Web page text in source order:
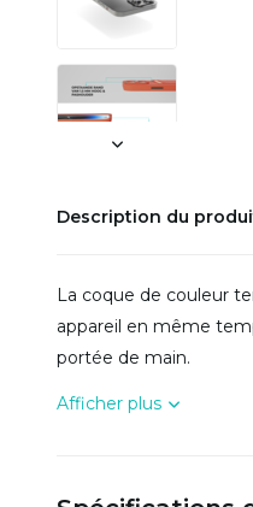
Description du
La coque de couleur
appareil en même
portée de main.
Afficher plus